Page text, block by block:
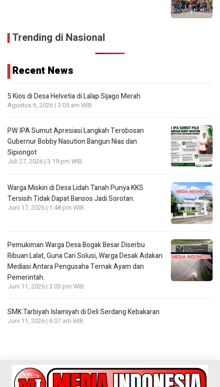
Trending di Nasional
Recent News
5 Kios di Desa Helvetia di Lalap Sijago Merah
Agustus 6, 2026 | 3:05 am WIB
PW IPA Sumut Apresiasi Langkah Terobosan
Gubernur Bobby Nasution Bangun Nias dan
Sipiongot
Juli 27, 2026 | 3:19 pm WIB
Warga Miskin di Desa Lidah Tanah Punya KKS
Tersisih Tidak Dapat Bansos Jadi Sorotan.
Juni 17, 2026 | 1:48 pm WIB
Pemukiman Warga Desa Bogak Besar Diserbu
Ribuan Lalat, Guna Cari Solusi, Warga Desak Adakan
Mediasi Antara Pengusaha Ternak Ayam dan
Pemerintah.
Juni 11, 2026 | 3:03 pm WIB
SMK Tarbiyah Islamiyah di Deli Serdang Kebakaran
Juni 11, 2026 | 6:07 am WIB